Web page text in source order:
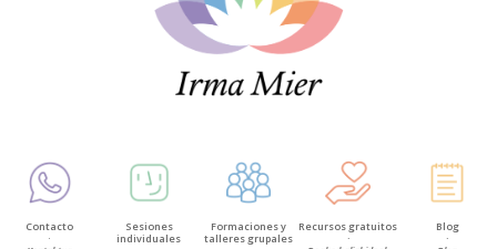
Contacto
·
Sesiones
individuales
Formaciones y
talleres grupales
Recursos gratuitos
·
Blog
·